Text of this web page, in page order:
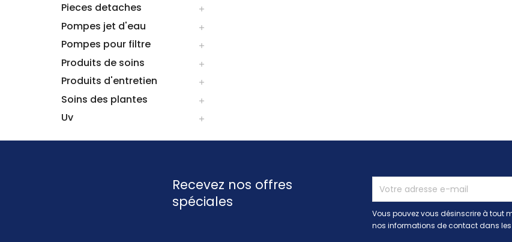
Pieces detaches 
Pompes jet d'eau 
Pompes pour filtre 
Produits de soins 
Produits d'entretien 
Soins des plantes 
Uv 
Recevez nos offres
spéciales
Vous pouvez vous désinscrire à tout
nos informations de contact dans